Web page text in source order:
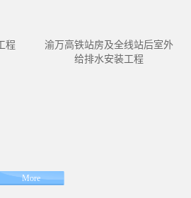
程
渝万高铁站房及全线站后室外
给排水安装工程
More